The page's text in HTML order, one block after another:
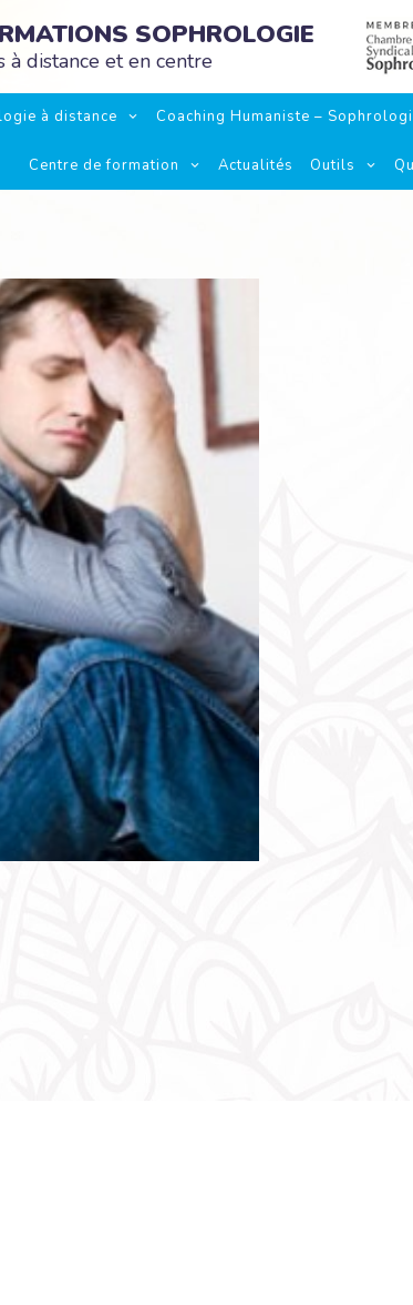
SOPHROLOGIE
à distance et en centre
à distance Coaching Humaniste –
Centre de formation Actualités Outils